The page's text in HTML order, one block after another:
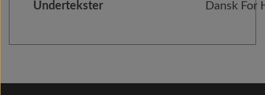
Undertekster Dansk For